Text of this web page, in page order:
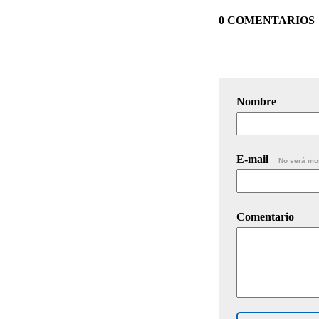
0 COMENTARIOS
Nombre
E-mail No será
Comentario